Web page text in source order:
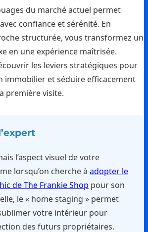
du marché actuel permet
confiance et sérénité. En
structurée, vous transformez un
en une expérience maîtrisée.
les leviers stratégiques pour
immobilier et séduire efficacement
première visite.
l’aspect visuel de votre
lorsqu’on cherche à adopter le
de The Frankie Shop pour son
le « home staging » permet
votre intérieur pour
des futurs propriétaires.